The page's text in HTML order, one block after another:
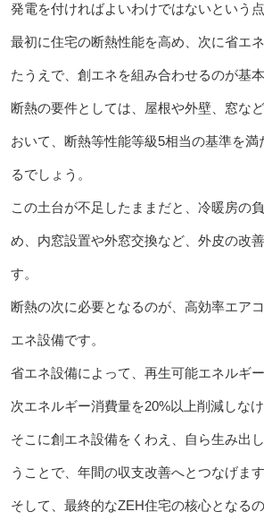
発電を付ければよいわけではないという点
最初に住宅の断熱性能を高め、次に省エ
たうえで、創エネを組み合わせるのが基
断熱の要件としては、屋根や外壁、窓な
おいて、断熱等性能等級5相当の基準を
るでしょう。
この土台が不足したままだと、冷暖房の
め、内窓設置や外窓交換など、外皮の改
す。
断熱の次に必要となるのが、高効率エア
エネ設備です。
省エネ設備によって、再生可能エネルギ
次エネルギー消費量を20%以上削減しなけ
そこに創エネ設備をくわえ、自ら生み出
うことで、年間の収支改善へとつなげます
そして、最終的なZEH住宅の核心となる